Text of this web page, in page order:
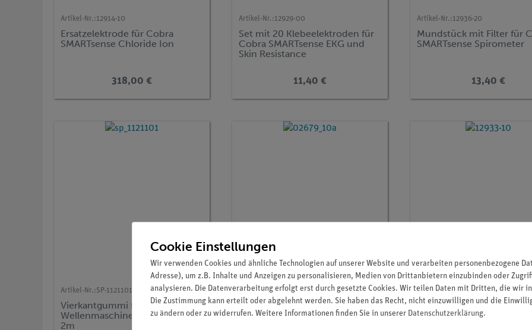
Artikel-Nr.:12914-10
Ersatzelektrode für Cobra
SMARTsense Chloride Ion
318,00 €
Artikel-Nr.:12929-00
Set mit 20 Klebeelektroden für
Cobra SMARTsense EKG und
Skin Resistance
11,40 €
Artikel-Nr.:12936-20
Mundstück mit Filter für
SMARTsense Spirometer
13,40 €
Artikel-Nr.:SP-1121101
Vierkantgummi für
Wellenmaschine 11211-00, ca.
2m
Artikel-Nr.: 02679-10
Ersatzrakete für 02679-00
Artikel-Nr.:12933-10
Ersatz Elektrode für Cobra
SMARTsense Oxygen für
Cookie Einstellungen
Wir verwenden Cookies und ähnliche Technologien auf unserer Website und verarbeiten personenbezogene
Adresse), um z.B. Inhalte und Anzeigen zu personalisieren, Medien von Drittanbietern einzubinden oder
analysieren. Die Datenverarbeitung erfolgt erst durch gesetzte Cookies. Wir teilen Daten mit Dritten, die wir
Die Zustimmung kann erteilt oder abgelehnt werden. Sie haben das Recht, nicht einzuwilligen und die
zu ändern oder zu widerrufen. Weitere Informationen finden Sie in unserer Daten­schutz­erklärung.